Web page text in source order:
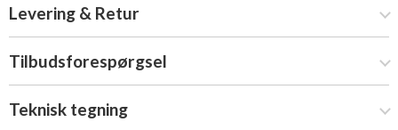
Levering & Retur
Tilbudsforespørgsel
Teknisk tegning